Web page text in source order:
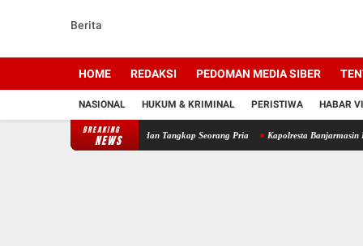
Berita
HOME REDAKSI PEDOMAN MEDIA SIBER
NASIONAL HUKUM & KRIMINAL PERISTIWA HABAR
BREAKING
NEWS
Polisi Sita 13,48 Gram dan Tangkap Seorang Pria Kapolresta Banjarmasin Pimpin